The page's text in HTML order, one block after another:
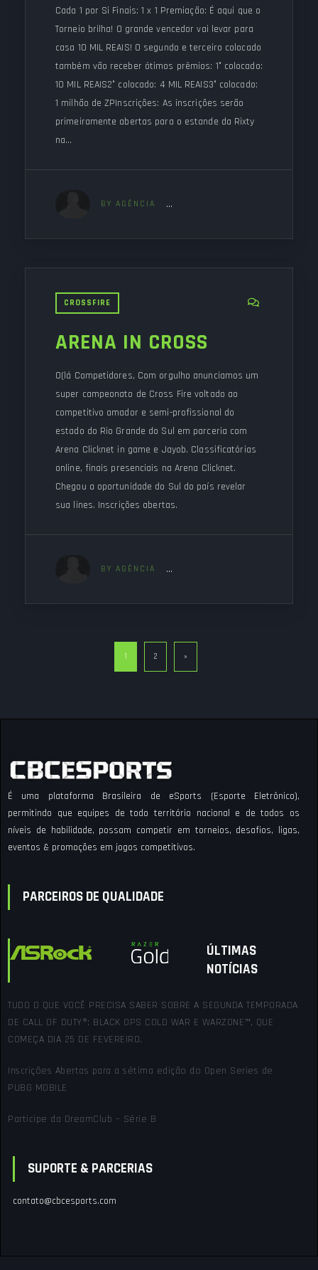
Cada 1 por Si Finais: 1 x 1 Premiação: É aqui que o
Torneio brilha! O grande vencedor vai levar para
casa 10 MIL REAIS! O segundo e terceiro colocado
também vão receber ótimos prêmios: 1° colocado:
10 MIL REAIS2° colocado: 4 MIL REAIS3° colocado:
1 milhão de ZPInscrições: As inscrições serão
primeiramente abertas para o estande da Rixty
na…
BY AGÊNCIA
CROSSFIRE
ARENA IN CROSS
O(lá Competidores, Com orgulho anunciamos um
super campeonato de Cross Fire voltado ao
competitivo amador e semi-profissional do
estado do Rio Grande do Sul em parceria com
Arena Clicknet in game e Jayob. Classificatórias
online, finais presenciais na Arena Clicknet.
Chegou a oportunidade do Sul do país revelar
sua lines. Inscrições abertas.
BY AGÊNCIA
1 2 »
É uma plataforma Brasileira de eSports (Esporte Eletrônico),
permitindo que equipes de todo território nacional e de todos os
níveis de habilidade, possam competir em torneios, desafios, ligas,
eventos & promoções em jogos competitivos.
PARCEIROS DE QUALIDADE
ÚLTIMAS
NOTÍCIAS
TUDO O QUE VOCÊ PRECISA SABER SOBRE A SEGUNDA TEMPORADA
DE CALL OF DUTY®: BLACK OPS COLD WAR E WARZONE™, QUE
COMEÇA DIA 25 DE FEVEREIRO.
Inscrições Abertas para a sétima edição do Open Series de
PUBG MOBILE
Participe da DreamClub – Série B
SUPORTE & PARCERIAS
contato@cbcesports.com